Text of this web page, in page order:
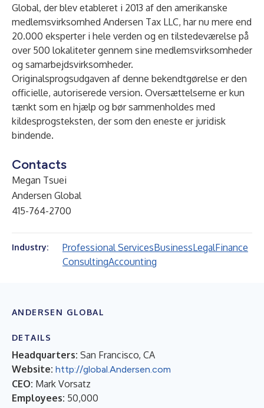
Global, der blev etableret i 2013 af den amerikanske
medlemsvirksomhed Andersen Tax LLC, har nu mere end
20.000 eksperter i hele verden og en tilstedeværelse på
over 500 lokaliteter gennem sine medlemsvirksomheder
og samarbejdsvirksomheder.
Originalsprogsudgaven af denne bekendtgørelse er den
officielle, autoriserede version. Oversættelserne er kun
tænkt som en hjælp og bør sammenholdes med
kildesprogsteksten, der som den eneste er juridisk
bindende.
Contacts
Megan Tsuei
Andersen Global
415-764-2700
Industry: Professional ServicesBusinessLegalFinance
ConsultingAccounting
ANDERSEN GLOBAL
DETAILS
Headquarters: San Francisco, CA
Website: http://global.Andersen.com
CEO: Mark Vorsatz
Employees: 50,000